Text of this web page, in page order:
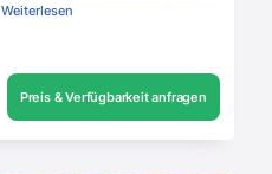
Weiterlesen
Preis & Verfügbarkeit anfragen